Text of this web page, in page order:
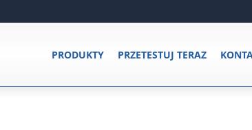
PRZETESTUJ TERAZ
PRODUKTY